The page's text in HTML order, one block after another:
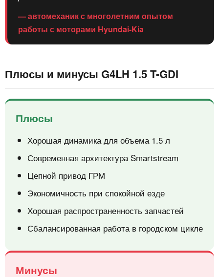
— автомеханик с многолетним опытом
работы с моторами Hyundai-Kia
Плюсы и минусы G4LH 1.5 T-GDI
Плюсы
Хорошая динамика для объема 1.5 л
Современная архитектура Smartstream
Цепной привод ГРМ
Экономичность при спокойной езде
Хорошая распространенность запчастей
Сбалансированная работа в городском цикле
Минусы